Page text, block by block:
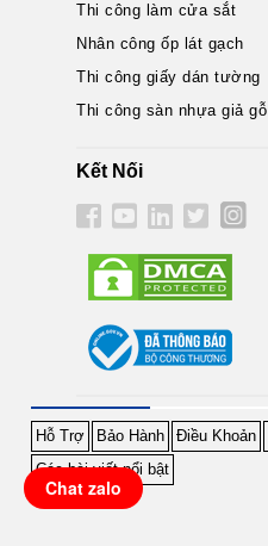
Thi công làm cửa sắt
Nhân công ốp lát gạch
Thi công giấy dán tường
Thi công sàn nhựa giả gỗ
Kết Nối
Hỗ Trợ Bảo Hành Điều Khoản
Các bài viết nổi bật
Chat zalo